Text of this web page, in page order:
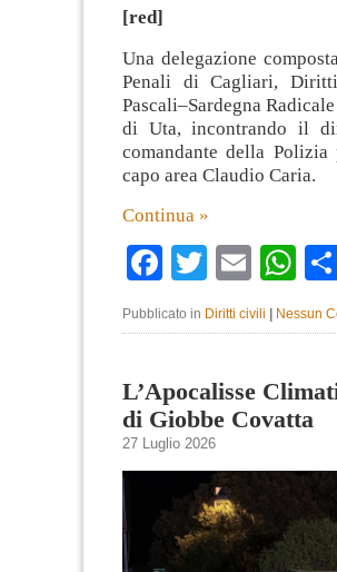
[red]
Una delegazione
Penali di Cagliari,
Pascali–Sardegna
di Uta, incontrando il
comandante della
capo area Claudio Caria.
Continua »
Facebook
TwitterEmail
Pubblicato in Diritti civili Nessun
L’Apocalisse
di Giobbe Covatta
27 Luglio 2026